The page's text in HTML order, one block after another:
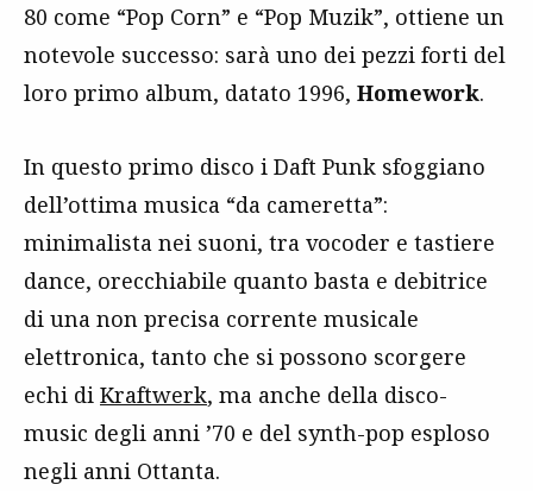
80 come “Pop Corn” e “Pop Muzik”, ottiene un
notevole successo: sarà uno dei pezzi forti del
loro primo album, datato 1996, Homework.
In questo primo disco i Daft Punk sfoggiano
dell’ottima musica “da cameretta”:
minimalista nei suoni, tra vocoder e tastiere
dance, orecchiabile quanto basta e debitrice
di una non precisa corrente musicale
elettronica, tanto che si possono scorgere
echi di Kraftwerk, ma anche della disco-
music degli anni ’70 e del synth-pop esploso
negli anni Ottanta.